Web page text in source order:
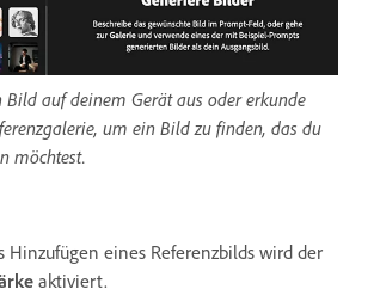
Bild auf deinem Gerät aus oder erkunde
um ein Bild zu finden, das du
möchtest.
Hinzufügen eines Referenzbilds wird der
aktiviert.